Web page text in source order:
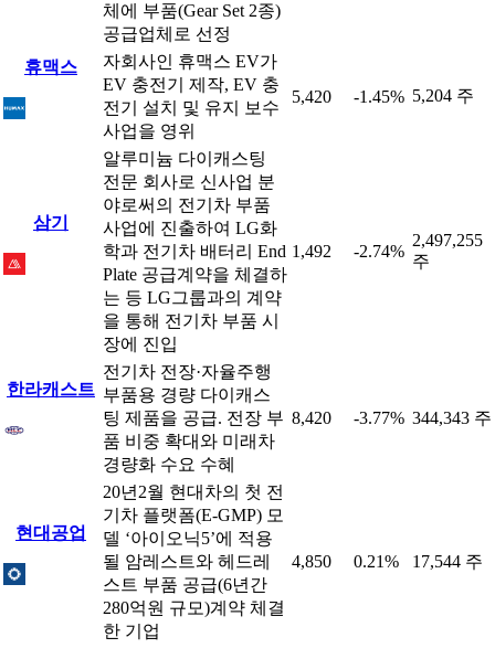
체에 부품(Gear Set 2종)
공급업체로 선정
휴맥스
자회사인 휴맥스 EV가
EV 충전기 제작, EV 충
전기 설치 및 유지 보수
사업을 영위
5,420 -1.45% 5,204 주
삼기
알루미늄 다이캐스팅
전문 회사로 신사업 분
야로써의 전기차 부품
사업에 진출하여 LG화
학과 전기차 배터리 End
Plate 공급계약을 체결하
는 등 LG그룹과의 계약
을 통해 전기차 부품 시
장에 진입
1,492 -2.74%
2,497,255
주
한라캐스트
전기차 전장·자율주행
부품용 경량 다이캐스
팅 제품을 공급. 전장 부
품 비중 확대와 미래차
경량화 수요 수혜
8,420 -3.77% 344,343 주
현대공업
20년2월 현대차의 첫 전
기차 플랫폼(E-GMP) 모
델 ‘아이오닉5’에 적용
될 암레스트와 헤드레
스트 부품 공급(6년간
280억원 규모)계약 체결
한 기업
4,850 0.21% 17,544 주